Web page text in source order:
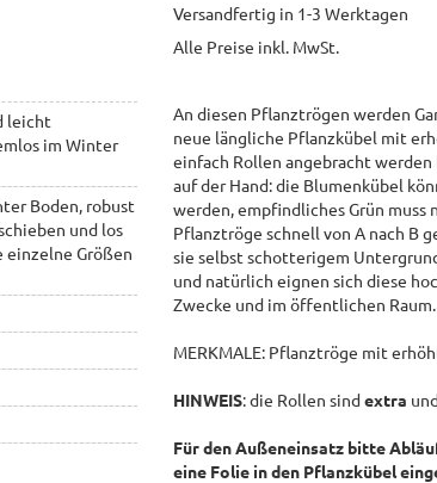
Versandfertig in 1-3 Werktagen
Alle Preise inkl. MwSt.
leicht
im Winter
Boden, robust
und los
einzelne Größen
An diesen Pflanztrögen werden
neue längliche Pflanzkübel mit
einfach Rollen angebracht
auf der Hand: die Blumenkübel
werden, empfindliches Grün
Pflanztröge schnell von A nach B
sie selbst schotterigem
und natürlich eignen sich diese
Zwecke und im öffentlichen Raum.
MERKMALE: Pflanztröge mit
HINWEIS: die Rollen sindextra
Für den Außeneinsatz bitte
eine Folie in den Pflanzkübel